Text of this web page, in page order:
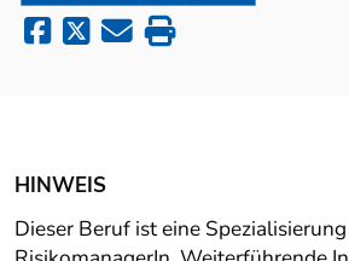
HINWEIS
Dieser Beruf ist eine